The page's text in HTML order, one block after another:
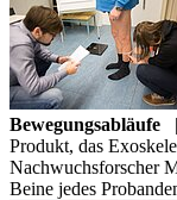
Bewegungsabläufe |
Produkt, das
Nachwuchsforscher
Beine jedes